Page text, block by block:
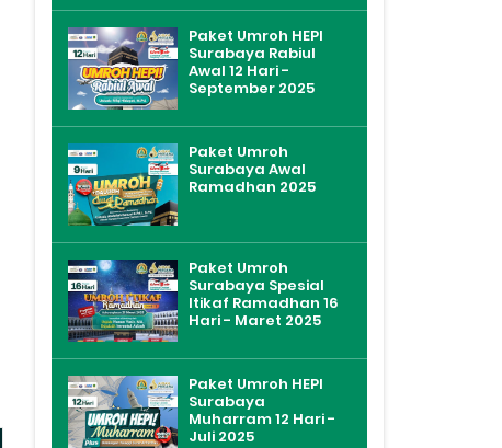
Paket Umroh HEPI
Surabaya Rabiul
Awal 12 Hari -
September 2025
Paket Umroh
Surabaya Awal
Ramadhan 2025
Paket Umroh
Surabaya Spesial
Itikaf Ramadhan 16
Hari - Maret 2025
Paket Umroh HEPI
Surabaya
Muharram 12 Hari -
Juli 2025